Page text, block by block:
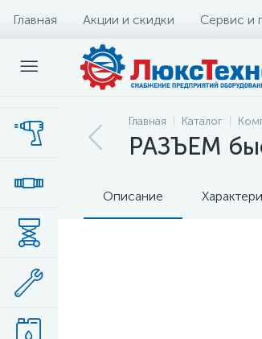
Главная Акции и скидки Сервис и
Главная Каталог
РАЗЪЕМ
Описание